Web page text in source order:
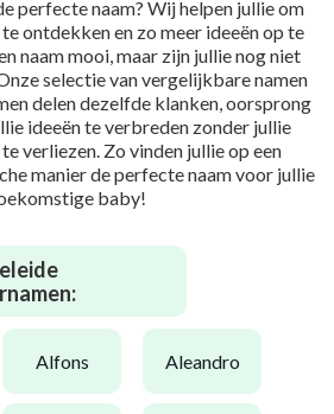
perfecte naam? Wij helpen jullie om
ontdekken en zo meer ideeën op te
naam mooi, maar zijn jullie nog niet
selectie van vergelijkbare namen
delen dezelfde klanken, oorsprong
ideeën te verbreden zonder jullie
verliezen. Zo vinden jullie op een
manier de perfecte naam voor jullie
baby!
alfons aleandro